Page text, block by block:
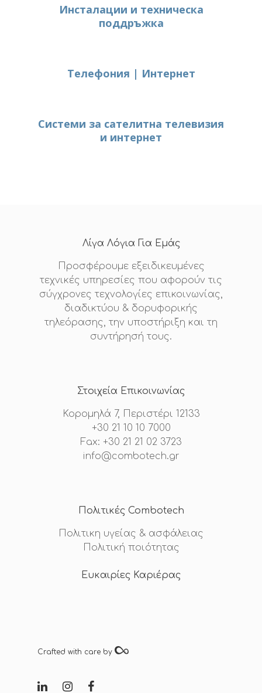
Инсталации и техническа
поддръжка
Телефония | Интернет
Системи за сателитна телевизия
и интернет
Λίγα Λόγια Για Εμάς
Προσφέρουμε εξειδικευμένες
τεχνικές υπηρεσίες που αφορούν τις
σύγχρονες τεχνολογίες επικοινωνίας,
διαδικτύου & δορυφορικής
τηλεόρασης, την υποστήριξη και τη
συντήρησή τους.
Στοιχεία Επικοινωνίας
Κορομηλά 7, Περιστέρι 12133
+30 21 10 10 7000
Fax: +30 21 21 02 3723
info@combotech.gr
Πολιτικές Combotech
Πολιτικη υγείας & ασφάλειας
Πολιτική ποιότητας
Ευκαιρίες Καριέρας
Crafted with care by